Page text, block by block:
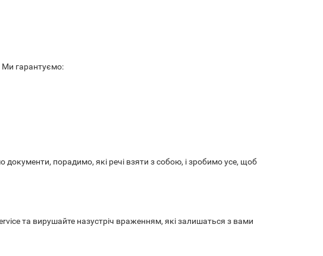
Ми гарантуємо:
документи, порадимо, які речі взяти з собою, і зробимо усе, щоб
та вирушайте назустріч враженням, які залишаться з вами